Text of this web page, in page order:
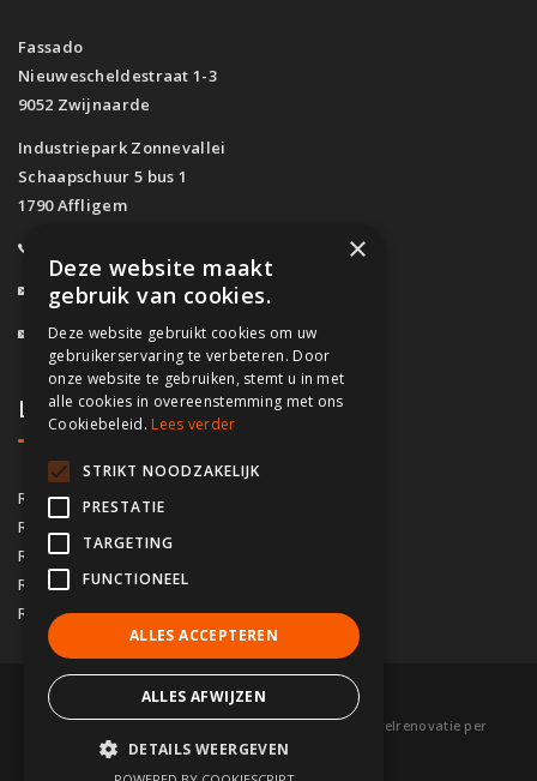
Fassado
Nieuwescheldestraat 1-3
9052 Zwijnaarde
Industriepark Zonnevallei
Schaapschuur 5 bus 1
1790 Affligem
info@fassado.be
BTW: BE 0700.617.934
Lokaal contact
Regio Antwerpen
Regio Brussel
Regio Gent 09/283.15.10
Regio Brugge 050/76.00.21
Regio Kortrijk 056/92.10.73
© 2026 Fassado |Voorwaarden|Sitemap
Gevelrenovatie per
gemeente|Partners
×
Deze website maakt
gebruik van cookies.
Deze website gebruikt cookies om uw
gebruikerservaring te verbeteren. Door
onze website te gebruiken, stemt u in met
alle cookies in overeenstemming met ons
Cookiebeleid. Lees verder
STRIKT NOODZAKELIJK
PRESTATIE
TARGETING
FUNCTIONEEL
ALLES ACCEPTEREN
ALLES AFWIJZEN
DETAILS WEERGEVEN